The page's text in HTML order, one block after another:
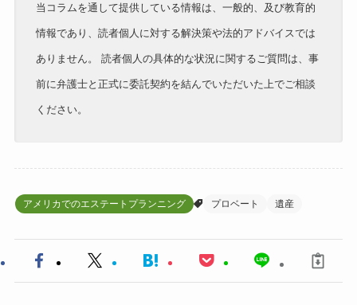
当コラムを通して提供している情報は、一般的、及び教育的
情報であり、読者個人に対する解決策や法的アドバイスでは
ありません。 読者個人の具体的な状況に関するご質問は、事
前に弁護士と正式に委託契約を結んでいただいた上でご相談
ください。
アメリカでのエステートプランニング プロベート 遺産